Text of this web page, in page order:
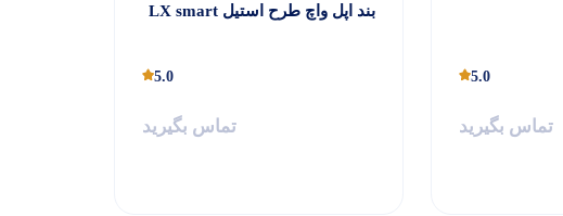
5.0
تماس بگیرید
بند اپل واچ طرح استیل LX smart
5.0
تماس بگیرید